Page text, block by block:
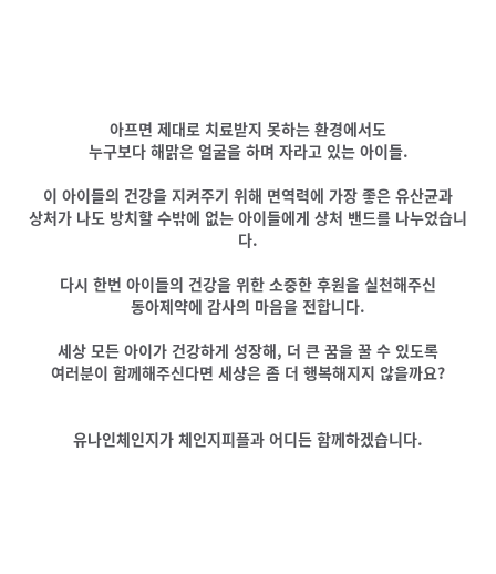
아프면 제대로 치료받지 못하는 환경에서도
누구보다 해맑은 얼굴을 하며 자라고 있는 아이들.
이 아이들의 건강을 지켜주기 위해 면역력에 가장 좋은 유산균과
상처가 나도 방치할 수밖에 없는 아이들에게 상처 밴드를 나누었습니
다.
다시 한번 아이들의 건강을 위한 소중한 후원을 실천해주신
동아제약에 감사의 마음을 전합니다.
세상 모든 아이가 건강하게 성장해, 더 큰 꿈을 꿀 수 있도록
여러분이 함께해주신다면 세상은 좀 더 행복해지지 않을까요?
유나인체인지가 체인지피플과 어디든 함께하겠습니다.